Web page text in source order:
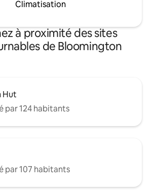
Climatisation
à proximité des sites
de Bloomington
Hut
par 124 habitants
par 107 habitants